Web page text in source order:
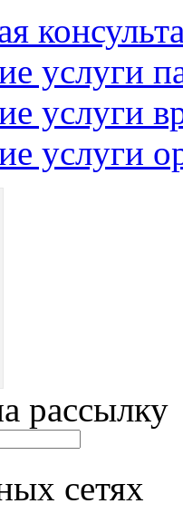
услуги
услуги
услуги
рассылку
сетях